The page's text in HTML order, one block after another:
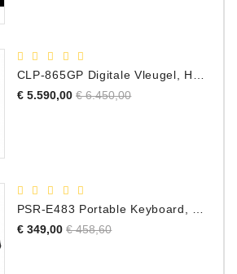
CLP-865GP Digitale Vleugel, Hoogglans Zwart, DEMO Model
€ 5.590,00 Normale
€ 6.450,00Prijs
€ 349,00 Normale
€ 458,60Prijs